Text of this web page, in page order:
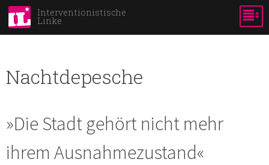
Skip to
content
Interventionistische
Linke
Nachtdepesche
»Die Stadt gehört nicht mehr
ihrem Ausnahmezustand«